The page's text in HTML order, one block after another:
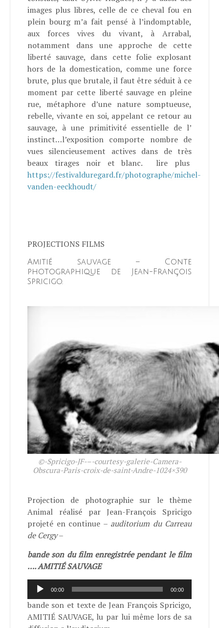
images plus libres, celle de ce cheval fou en
plein bourg m’a fait pensé à l’indomptable,
aux forces vives du vivant, à Arrabal,
notamment dans une approche de cette
liberté sauvage, dans cette folie explosant
hors de la domestication, comme une force
brute, plus que brutale, il faut être séduit à ce
moment par cette liberté sauvage en pleine
rue, métaphore d’une nature somptueuse,
rebelle, vivante en soi, appelant ce retour au
sauvage, à une primitivité essentielle de l’
instinct…l’exposition comporte nombre de
vues silencieusement actives dans de très
beaux tirages noir et blanc. lire plus
https://festivalduregard.fr/photographe/michel-
vanden-eeckhoudt/
PROJECTIONS FILMS
Amitié sauvage – Conte
photographique de Jean-François
Spricigo.
©-Spricigo-JF-–-courtesy-galerie-Camera-
Obscura-Paris-croix-de-saint-Andre-1024×390
Projection de photographie sur le thème
Animal réalisé par Jean-François Spricigo
projeté en continue – auditorium du Carreau
de Cergy–
bande son du film enregistrée pendant le film
…. AMITIÉ SAUVAGE
Lecteur
audio
00:00 00:00
bande son et texte de Jean François Spricigo,
AMITIÉ SAUVAGE, lu par lui même lors de sa